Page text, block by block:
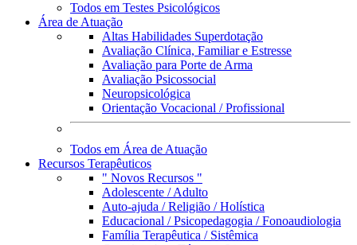
Todos em Testes Psicológicos
Área de Atuação
Altas Habilidades Superdotação
Avaliação Clínica, Familiar e Estresse
Avaliação para Porte de Arma
Avaliação Psicossocial
Neuropsicológica
Orientação Vocacional / Profissional
Todos em Área de Atuação
Recursos Terapêuticos
" Novos Recursos "
Adolescente / Adulto
Auto-ajuda / Religião / Holística
Educacional / Psicopedagogia / Fonoaudiologia
Família Terapêutica / Sistêmica